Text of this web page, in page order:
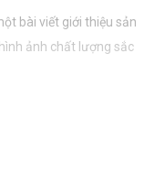
bài viết giới thiệu sản
ảnh chất lượng sắc
chi phí phải chăng cho
nhắc lắp đặt Camera